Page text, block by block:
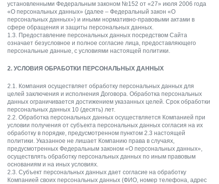
установленными Федеральным законом №152 от «27» июля 2006 года
«О персональных данных» (далее – Федеральный закон «О
персональных данных») и иными нормативно-правовыми актами в
сфере обращения и защиты персональных данных.
1.3. Предоставление персональных данных посредством Сайта
означает безусловное и полное согласие лица, предоставляющего
персональные данные, с условиями настоящей политики.
2. УСЛОВИЯ ОБРАБОТКИ ПЕРСОНАЛЬНЫХ ДАННЫХ
2.1. Компания осуществляет обработку персональных данных для
целей заключения и исполнения Договора. Обработка персональных
данных ограничивается достижением указанных целей. Срок обработки
персональных данных 10 (десять) лет.
2.2. Обработка персональных данных осуществляется Компанией при
условии получения от субъекта персональных данных согласия на их
обработку в порядке, предусмотренном пунктом 2.3 настоящей
политики. Указанное не лишает Компанию права в случаях,
предусмотренных Федеральным законом «О персональных данных»,
осуществлять обработку персональных данных по иным правовым
основаниям и на иных условиях.
2.3. Субъект персональных данных дает согласие на обработку
Компанией своих персональных данных (ФИО, номер телефона, адрес